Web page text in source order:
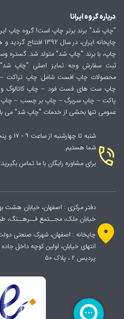
درباره گروه ایرانا
"چاپ شد" برند برتر چاپ است! گروه چاپ
چاپخانه ایران، در سال
چاپ، با برند "چاپ شد" متولد شد. گستره
ثبت سفارش وجه تمایز اصلی "چاپ
محصولات چاپ افست شامل: چاپ تراکت
چاپ ست های فست فود – چاپ کاتالوگ
پاکت – چاپ سربرگ – چاپ بر چسب –
عمومی تنها بخشی از خدمات "چاپ شد" می
شما هستیم.
برای مشاوره رایگان با ما تماس بگیرید:
دفتر مرکزی : اصفهان، خیابان هشت
خیابان ملک، مجــتمع فــرهــنگ، طبقه 2،
انتهای خیابان، اولین کوچه داخل
پردیس ۲ ، پلاک ۵۰